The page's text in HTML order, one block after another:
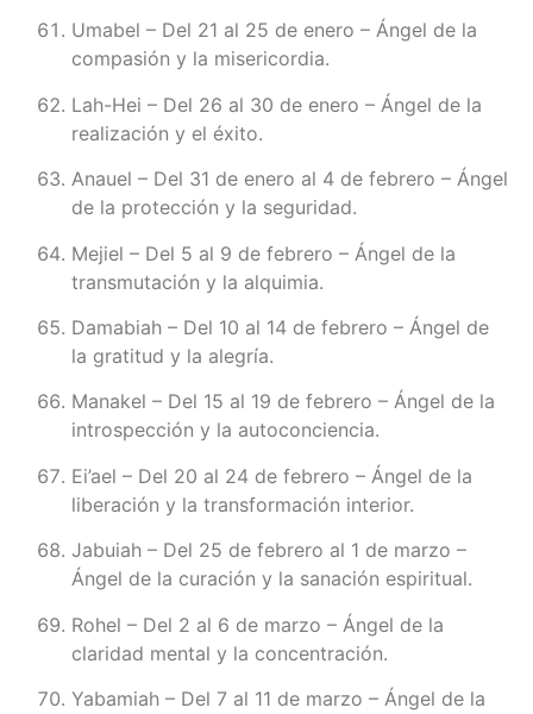
Umabel – Del 21 al 25 de enero – Ángel de la
compasión y la misericordia.
Lah-Hei – Del 26 al 30 de enero – Ángel de la
realización y el éxito.
Anauel – Del 31 de enero al 4 de febrero – Ángel
de la protección y la seguridad.
Mejiel – Del 5 al 9 de febrero – Ángel de la
transmutación y la alquimia.
Damabiah – Del 10 al 14 de febrero – Ángel de
la gratitud y la alegría.
Manakel – Del 15 al 19 de febrero – Ángel de la
introspección y la autoconciencia.
Ei’ael – Del 20 al 24 de febrero – Ángel de la
liberación y la transformación interior.
Jabuiah – Del 25 de febrero al 1 de marzo –
Ángel de la curación y la sanación espiritual.
Rohel – Del 2 al 6 de marzo – Ángel de la
claridad mental y la concentración.
Yabamiah – Del 7 al 11 de marzo – Ángel de la